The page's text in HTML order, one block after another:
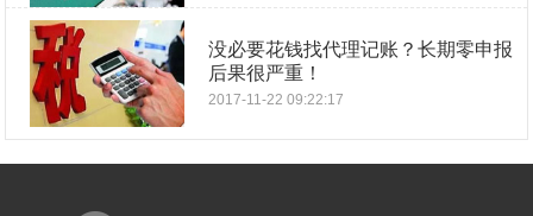
没必要花钱找代理记账？长期零申报
后果很严重！
2017-11-22 09:22:17